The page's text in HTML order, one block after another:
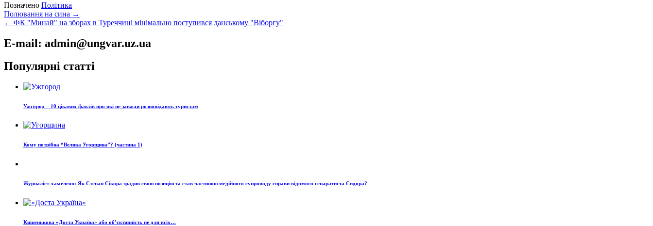
Позначено Політика
Навігація
записів
Полювання на сина →
← ФК "Минай" на зборах в Туреччині мінімально поступився данському "Віборгу"
E-mail: admin@ungvar.uz.ua
Популярні статті
Ужгород – 10 цікавих фактів про які не завжди розповідають туристам
Кому потрібна “Велика Угорщина”? (частина 1)
Журналіст-хамелеон: Як Степан Сікора зрадив свою позицію та став частиною медійного супроводу справи відомого сепаратиста Сидора?
Кишенькова «Доста Україна» або об’єктивність не для всіх…